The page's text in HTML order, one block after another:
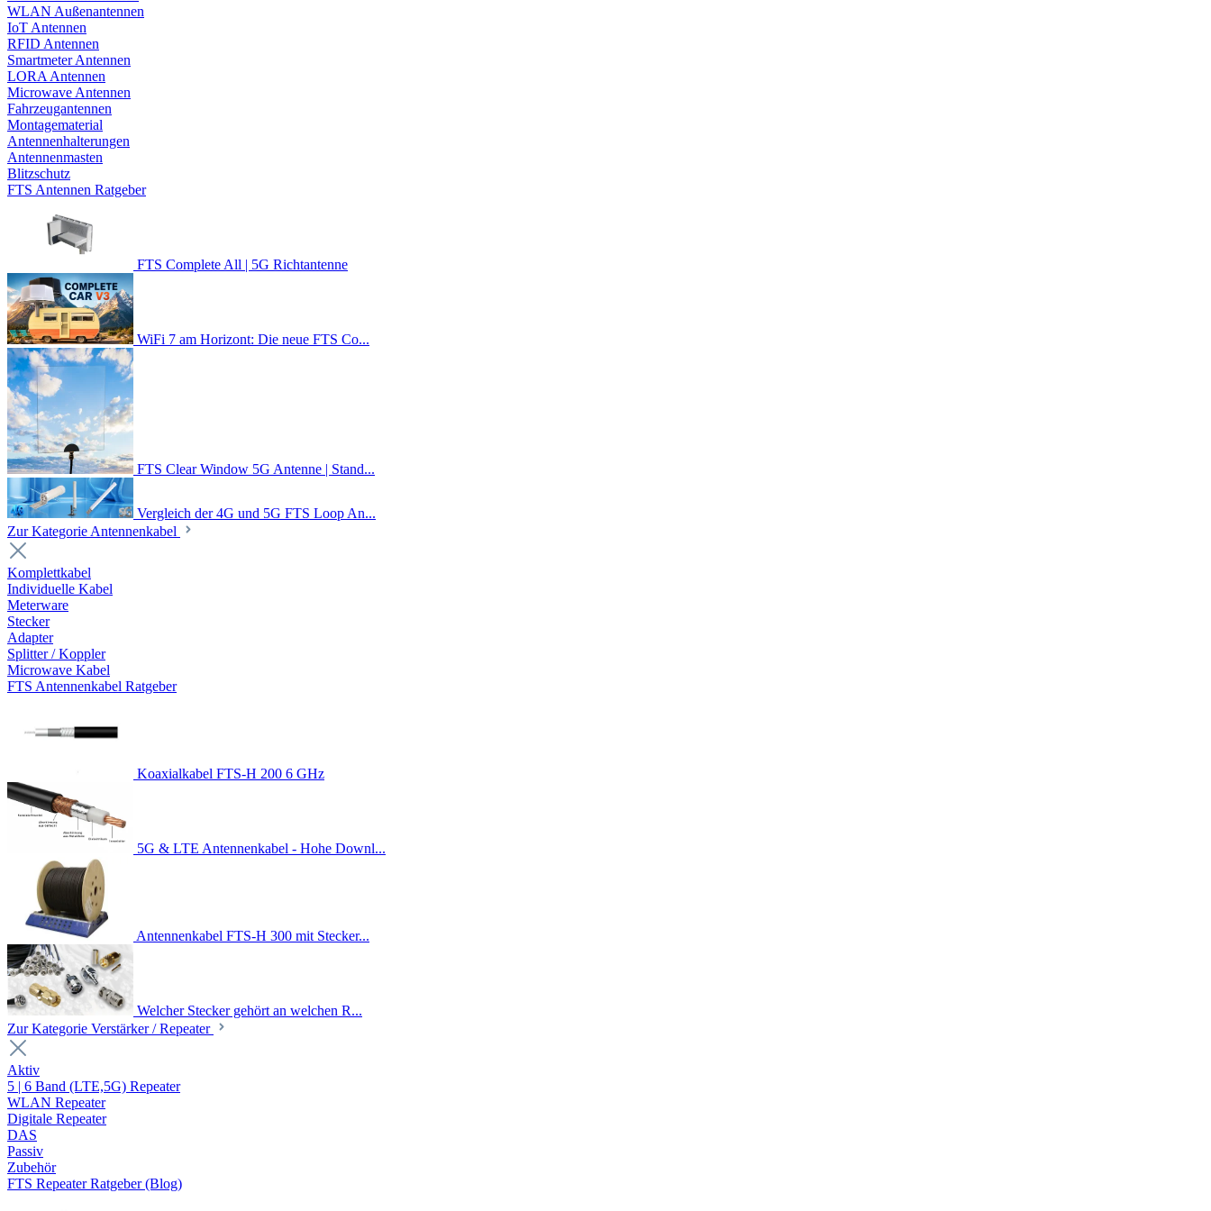
WLAN Außenantennen
IoT Antennen
RFID Antennen
Smartmeter Antennen
LORA Antennen
Microwave Antennen
Fahrzeugantennen
Montagematerial
Antennenhalterungen
Antennenmasten
Blitzschutz
FTS Antennen Ratgeber
FTS Complete All | 5G Richtantenne
WiFi 7 am Horizont: Die neue FTS Co...
FTS Clear Window 5G Antenne | Stand...
Vergleich der 4G und 5G FTS Loop An...
Zur Kategorie Antennenkabel
Komplettkabel
Individuelle Kabel
Meterware
Stecker
Adapter
Splitter / Koppler
Microwave Kabel
FTS Antennenkabel Ratgeber
Koaxialkabel FTS-H 200 6 GHz
5G & LTE Antennenkabel - Hohe Downl...
Antennenkabel FTS-H 300 mit Stecker...
Welcher Stecker gehört an welchen R...
Zur Kategorie Verstärker / Repeater
Aktiv
5 | 6 Band (LTE,5G) Repeater
WLAN Repeater
Digitale Repeater
DAS
Passiv
Zubehör
FTS Repeater Ratgeber (Blog)